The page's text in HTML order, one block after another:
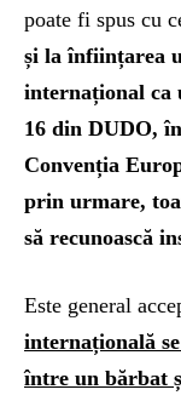
poate fi spus cu
și la înființarea
internațional ca
16 din DUDO,
Convenția
prin urmare,
să recunoască
Este general
internațională
între un bărbat